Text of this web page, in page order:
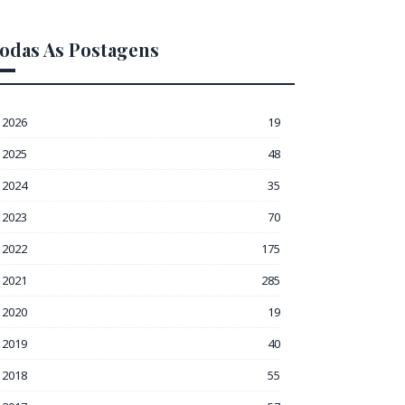
As Postagens
2026
19
2025
48
2024
35
2023
70
2022
175
2021
285
2020
19
2019
40
2018
55